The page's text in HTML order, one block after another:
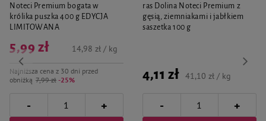
Noteci Premium bogata w
królika puszka 400 g EDYCJA
LIMITOWANA
Najniższa cena z 30 dni przed
obniżką 7,99 zł -25%
5,99 zł 14,98 zł / kg
- +
ras Dolina Noteci Premium z
gęsią, ziemniakami i jabłkiem
saszetka 100 g
4,11 zł 41,10 zł / kg
- +